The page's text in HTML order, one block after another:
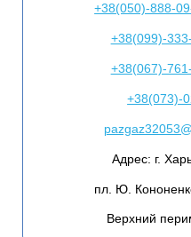
+38(050)-888-
+38(099)-
+38(067)-
+38(073)-
Адрес: г.
пл. Ю.
Верхний